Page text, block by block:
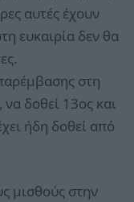
αυτές έχουν
ευκαιρία δεν θα
στη
δοθεί 13ος και
ήδη δοθεί από
μισθούς στην